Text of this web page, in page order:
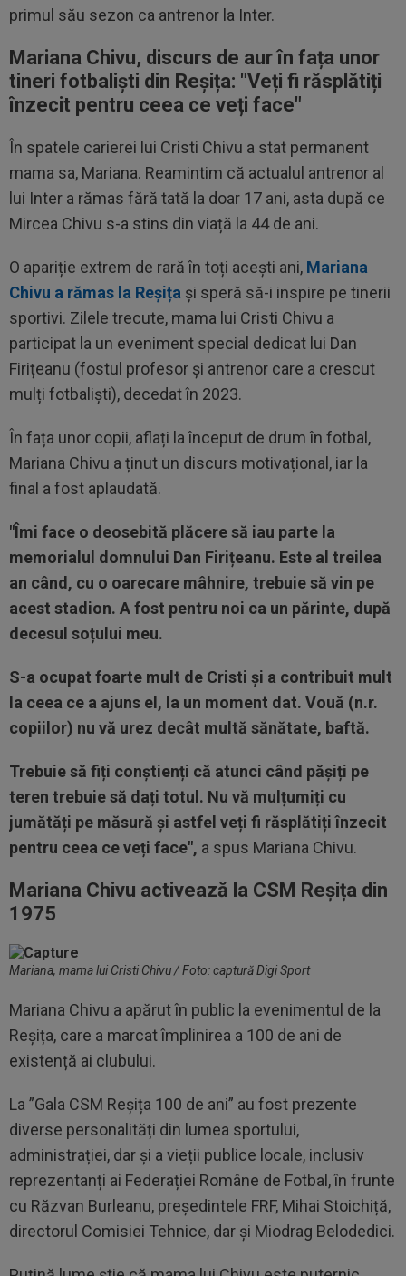
primul său sezon ca antrenor la Inter.
Mariana Chivu, discurs de aur în fața unor
tineri fotbaliști din Reșița: "Veți fi răsplătiți
înzecit pentru ceea ce veți face"
În spatele carierei lui Cristi Chivu a stat permanent
mama sa, Mariana. Reamintim că actualul antrenor al
lui Inter a rămas fără tată la doar 17 ani, asta după ce
Mircea Chivu s-a stins din viață la 44 de ani.
O apariție extrem de rară în toți acești ani, Mariana
Chivu a rămas la Reșița și speră să-i inspire pe tinerii
sportivi. Zilele trecute, mama lui Cristi Chivu a
participat la un eveniment special dedicat lui Dan
Firițeanu (fostul profesor și antrenor care a crescut
mulți fotbaliști), decedat în 2023.
În fața unor copii, aflați la început de drum în fotbal,
Mariana Chivu a ținut un discurs motivațional, iar la
final a fost aplaudată.
"Îmi face o deosebită plăcere să iau parte la
memorialul domnului Dan Firițeanu. Este al treilea
an când, cu o oarecare mâhnire, trebuie să vin pe
acest stadion. A fost pentru noi ca un părinte, după
decesul soțului meu.
S-a ocupat foarte mult de Cristi și a contribuit mult
la ceea ce a ajuns el, la un moment dat. Vouă (n.r.
copiilor) nu vă urez decât multă sănătate, baftă.
Trebuie să fiți conștienți că atunci când pășiți pe
teren trebuie să dați totul. Nu vă mulțumiți cu
jumătăți pe măsură și astfel veți fi răsplătiți înzecit
pentru ceea ce veți face", a spus Mariana Chivu.
Mariana Chivu activează la CSM Reșița din
1975
Mariana, mama lui Cristi Chivu / Foto: captură Digi Sport
Mariana Chivu a apărut în public la evenimentul de la
Reșița, care a marcat împlinirea a 100 de ani de
existență ai clubului.
La ”Gala CSM Reșița 100 de ani” au fost prezente
diverse personalități din lumea sportului,
administrației, dar și a vieții publice locale, inclusiv
reprezentanți ai Federației Române de Fotbal, în frunte
cu Răzvan Burleanu, președintele FRF, Mihai Stoichiță,
directorul Comisiei Tehnice, dar și Miodrag Belodedici.